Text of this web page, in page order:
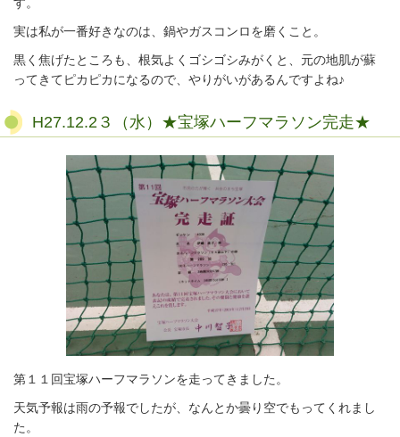
す。
実は私が一番好きなのは、鍋やガスコンロを磨くこと。
黒く焦げたところも、根気よくゴシゴシみがくと、元の地肌が蘇
ってきてピカピカになるので、やりがいがあるんですよね♪
H27.12.2３（水）★宝塚ハーフマラソン完走★
第１１回宝塚ハーフマラソンを走ってきました。
天気予報は雨の予報でしたが、なんとか曇り空でもってくれまし
た。